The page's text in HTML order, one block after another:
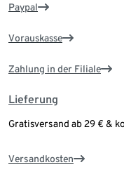
Paypal
Vorauskasse
Zahlung in der Filiale
Lieferung
Gratisversand ab 29 € &
Versandkosten